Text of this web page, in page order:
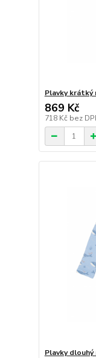
Plavky krátký
869 Kč
718 Kč bez
Plavky dlouhý